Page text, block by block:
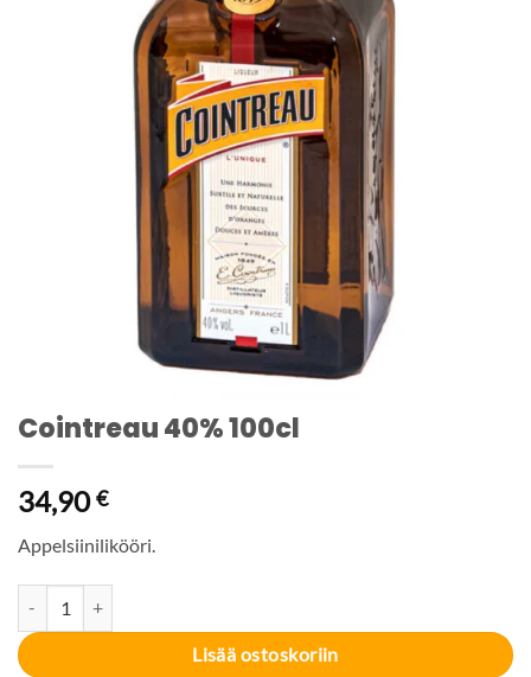
Cointreau 40% 100cl
34,90€
Appelsiinilikööri.
Lisää ostoskoriin